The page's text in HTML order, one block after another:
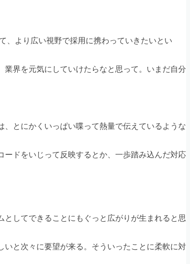
、より広い視野で採用に携わっていきたいとい
業界を元気にしていけたらなと思って。いまだ自分
、とにかくいっぱい喋って熱量で伝えているような
ードをいじって反映するとか、一歩踏み込んだ対応
してできることにもぐっと広がりが生まれると思
いと次々に要望が来る。そういったことに柔軟に対